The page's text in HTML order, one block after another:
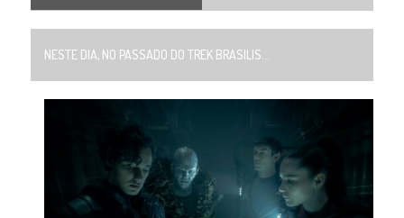
NESTE DIA, NO PASSADO DO TREK BRASILIS...